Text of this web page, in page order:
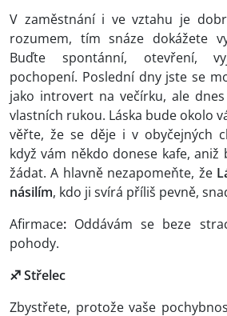
V zaměstnání i ve vztahu je
rozumem, tím snáze dokážete
Buďte spontánní, otevření,
pochopení. Poslední dny jste se
jako introvert na večírku, ale
vlastních rukou. Láska bude okolo
věřte, že se děje i v obyčejných
když vám někdo donese kafe,
žádat. A hlavně nezapomeňte, že
násilím, kdo ji svírá příliš pevně,
Afirmace: Oddávám se beze
pohody.
♐ Střelec
Zbystřete, protože vaše